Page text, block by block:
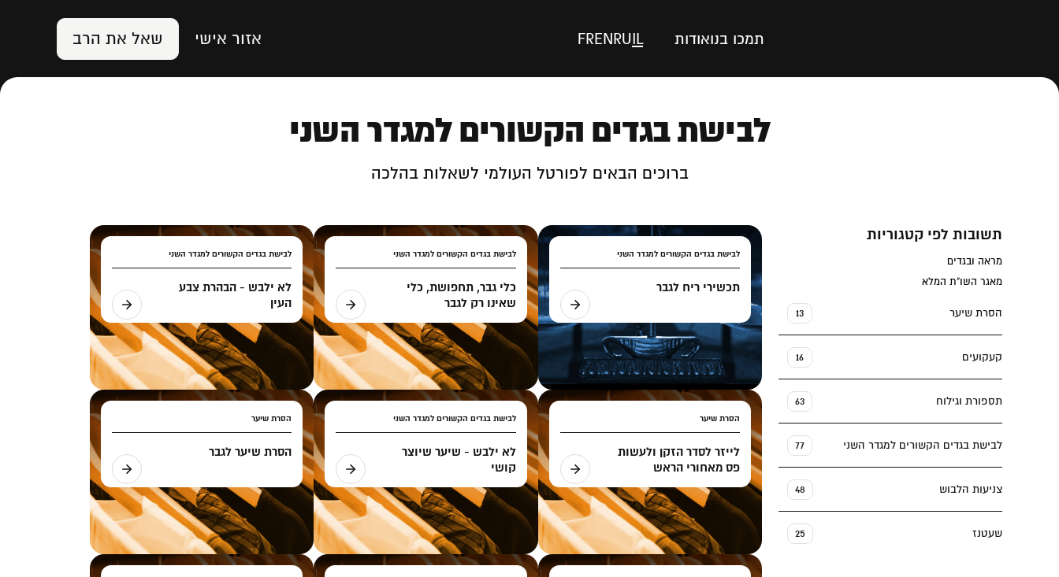
תמכו בנואודות IL
RU
EN
FR אזור אישי שאל את הרב
לבישת בגדים הקשורים למגדר השני
ברוכים הבאים לפורטל העולמי לשאלות בהלכה
תשובות לפי קטגוריות
מראה ובגדים
מאגר השו"ת המלא
הסרת שיער 13
קעקועים 16
תספורת וגילוח 63
לבישת בגדים הקשורים למגדר השני 77
צניעות הלבוש 48
שעטנז 25
לבישת בגדים הקשורים למגדר השני
תכשירי ריח לגבר
לבישת בגדים הקשורים למגדר השני
כלי גבר, תחפושת, כלי
שאינו רק לגבר
לבישת בגדים הקשורים למגדר השני
לא ילבש - הבהרת צבע
העין
הסרת שיער
לייזר לסדר הזקן ולעשות
פס מאחורי הראש
לבישת בגדים הקשורים למגדר השני
לא ילבש - שיער שיוצר
קושי
הסרת שיער
הסרת שיער לגבר